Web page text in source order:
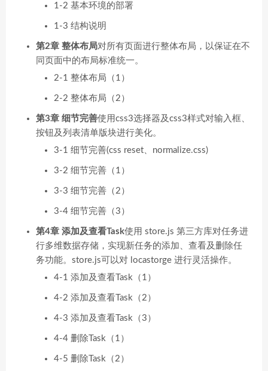
1-2 基本环境的部署
1-3 结构说明
第2章 整体布局对所有页面进行整体布局，以保证在不
同页面中的布局标准统一。
2-1 整体布局（1）
2-2 整体布局（2）
第3章 细节完善使用css3选择器及css3样式对输入框、
按钮及列表清单版块进行美化。
3-1 细节完善(css reset、normalize.css)
3-2 细节完善（1）
3-3 细节完善（2）
3-4 细节完善（3）
第4章 添加及查看Task使用 store.js 第三方库对任务进
行多维数据存储，实现新任务的添加、查看及删除任
务功能。store.js可以对 locastorge 进行灵活操作。
4-1 添加及查看Task（1）
4-2 添加及查看Task（2）
4-3 添加及查看Task（3）
4-4 删除Task（1）
4-5 删除Task（2）